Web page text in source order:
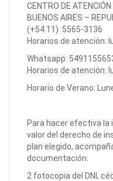
CENTRO DE
BUENOS AIRES –
(+54 11) 5565-3136
Horarios de atención:
Whatsapp:
Horarios de atención:
Horario de Verano:
Para hacer efectiva la
valor del derecho de
plan elegido,
documentación:
2 fotocopia del DNI,